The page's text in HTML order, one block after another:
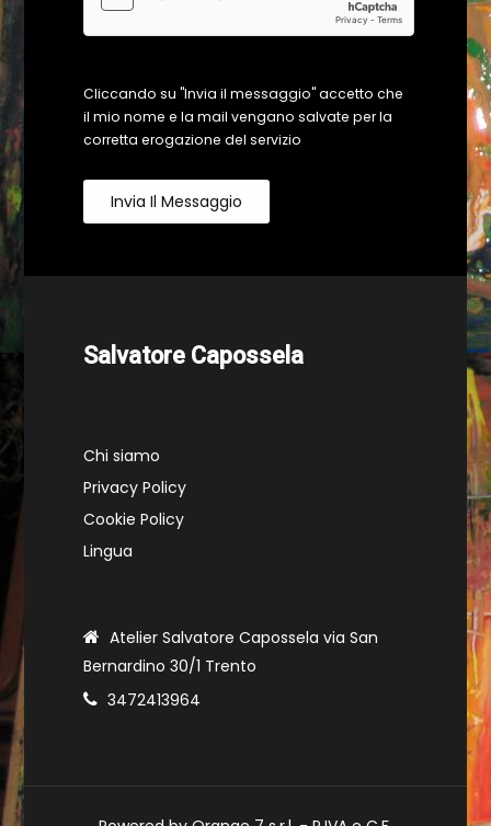
Cliccando su "Invia il messaggio" accetto che
il mio nome e la mail vengano salvate per la
corretta erogazione del servizio
Invia Il Messaggio
Salvatore Capossela
Chi siamo
Privacy Policy
Cookie Policy
Lingua
Atelier Salvatore Capossela via San
Bernardino 30/1 Trento
3472413964